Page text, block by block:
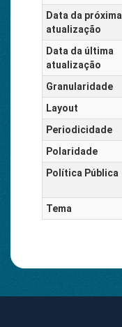
Data da próxima
atualização
Data da última
atualização
Granularidade
Layout
Periodicidade
Polaridade
Política Pública
Tema